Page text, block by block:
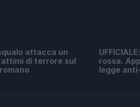
attacca un
di terrore sul
rossa.
legge